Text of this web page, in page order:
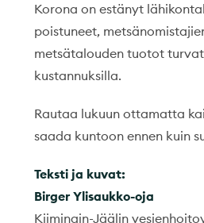
Korona on estänyt
poistuneet,
metsätalouden tuotot
kustannuksilla.
Rautaa lukuun ottamatta
saada kuntoon ennen kuin
Teksti ja kuvat:
Birger Ylisaukko-oja
Kiimingin-Jäälin